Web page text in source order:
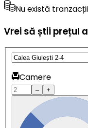
Nu există
Vrei să știi prețul
Camere
– +